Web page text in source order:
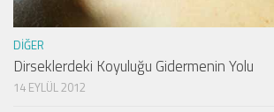
DIĞER
Dirseklerdeki Koyuluğu Gidermenin Yolu
14 EYLÜL 2012